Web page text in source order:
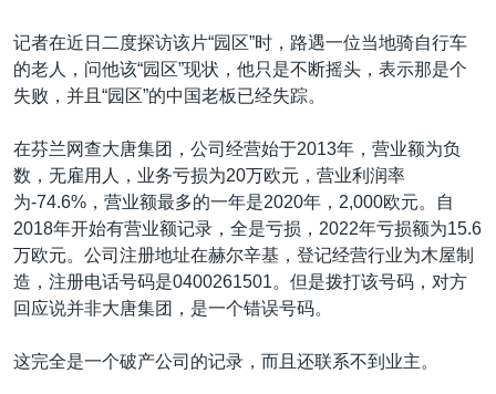
记者在近日二度探访该片“园区”时，路遇一位当地骑自行车
的老人，问他该“园区”现状，他只是不断摇头，表示那是个
失败，并且“园区”的中国老板已经失踪。
在芬兰网查大唐集团，公司经营始于2013年，营业额为负
数，无雇用人，业务亏损为20万欧元，营业利润率
为-74.6%，营业额最多的一年是2020年，2,000欧元。自
2018年开始有营业额记录，全是亏损，2022年亏损额为15.6
万欧元。公司注册地址在赫尔辛基，登记经营行业为木屋制
造，注册电话号码是0400261501。但是拨打该号码，对方
回应说并非大唐集团，是一个错误号码。
这完全是一个破产公司的记录，而且还联系不到业主。